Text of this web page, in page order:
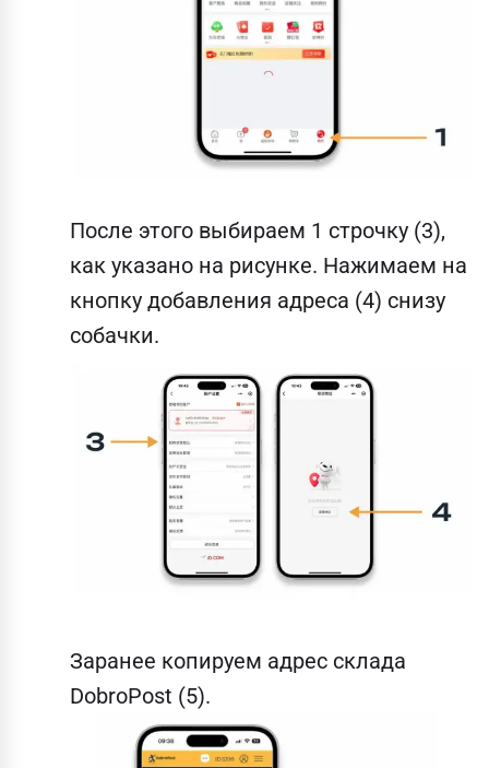
После этого выбираем 1 строчку (3),
как указано на рисунке. Нажимаем на
кнопку добавления адреса (4) снизу
собачки.
Заранее копируем адрес склада
DobroPost (5).